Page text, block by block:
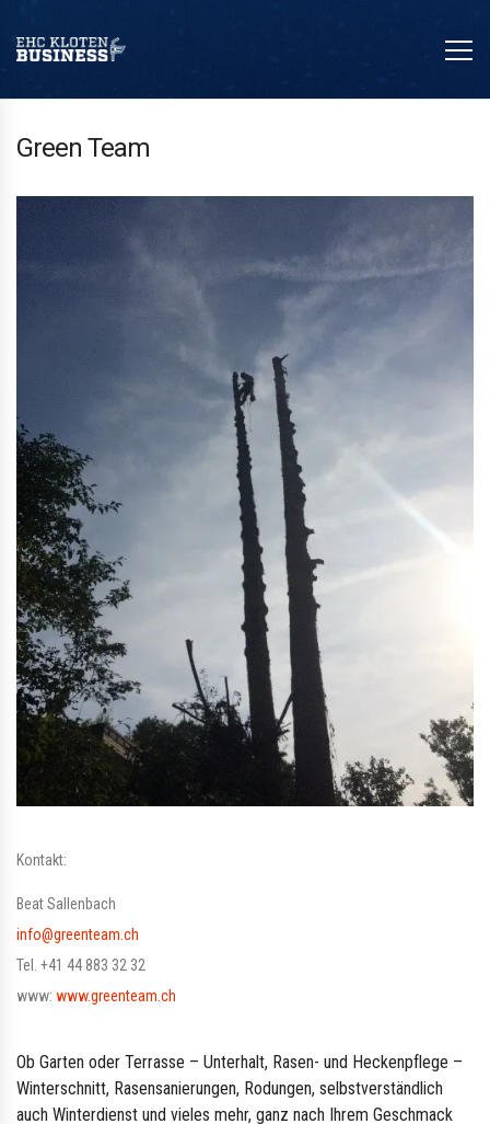
Green Team
Kontakt:
Beat Sallenbach
info@greenteam.ch
Tel. +41 44 883 32 32
www: www.greenteam.ch
Ob Garten oder Terrasse – Unterhalt, Rasen- und Heckenpflege –
Winterschnitt, Rasensanierungen, Rodungen, selbstverständlich
auch Winterdienst und vieles mehr, ganz nach Ihrem Geschmack